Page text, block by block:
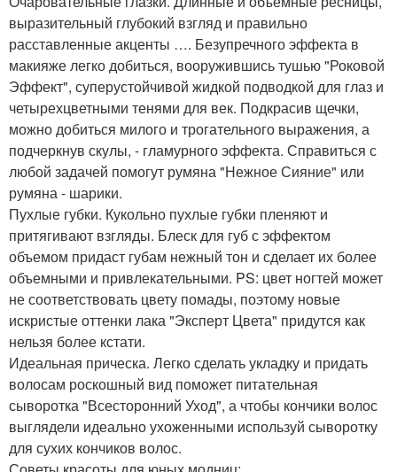
выразительный глубокий взгляд и правильно
расставленные акценты …. Безупречного эффекта в
макияже легко добиться, вооружившись тушью "Роковой
Эффект", суперустойчивой жидкой подводкой для глаз и
четырехцветными тенями для век. Подкрасив щечки,
можно добиться милого и трогательного выражения, а
подчеркнув скулы, - гламурного эффекта. Справиться с
любой задачей помогут румяна "Нежное Сияние" или
румяна - шарики.
Пухлые губки. Кукольно пухлые губки пленяют и
притягивают взгляды. Блеск для губ с эффектом
объемом придаст губам нежный тон и сделает их более
объемными и привлекательными. PS: цвет ногтей может
не соответствовать цвету помады, поэтому новые
искристые оттенки лака "Эксперт Цвета" придутся как
нельзя более кстати.
Идеальная прическа. Легко сделать укладку и придать
волосам роскошный вид поможет питательная
сыворотка "Всесторонний Уход", а чтобы кончики волос
выглядели идеально ухоженными используй сыворотку
для сухих кончиков волос.